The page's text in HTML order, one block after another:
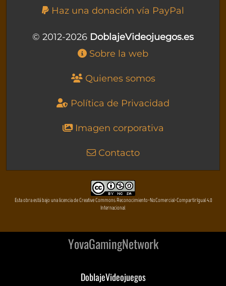
Haz una donación vía PayPal
© 2012-2026 DoblajeVideojuegos.es
Sobre la web
Quienes somos
Política de Privacidad
Imagen corporativa
Contacto
Esta obra está bajo una licencia de Creative Commons Reconocimiento-NoComercial-CompartirIgual 4.0
Internacional
YovaGamingNetwork
DoblajeVideojuegos